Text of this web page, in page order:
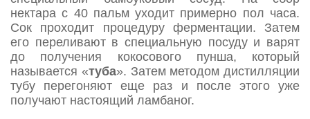
нектара с 40 пальм уходит примерно пол часа.
Сок проходит процедуру ферментации. Затем
его переливают в специальную посуду и варят
до получения кокосового пунша, который
называется «туба». Затем методом дистилляции
тубу перегоняют еще раз и после этого уже
получают настоящий ламбаног.